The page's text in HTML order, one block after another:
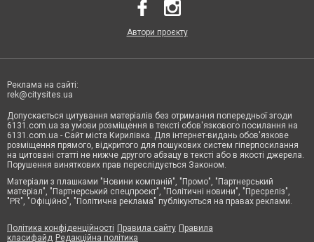
Автори проєкту
Реклама на сайті:
rek@citysites.ua
Допускається цитування матеріалів без отримання попередньої згоди
6131.com.ua за умови розміщення в тексті обов'язкового посилання на
6131.com.ua - Сайт міста Кирилівка. Для інтернет-видань обов'язкове
розміщення прямого, відкритого для пошукових систем гіперпосилання
на цитовані статті не нижче другого абзацу в тексті або в якості джерела.
Порушення виняткових прав переслідується Законом.
Матеріали з плашками "Новини компаній", "Промо", "Партнерський
матеріал", "Партнерський спецпроєкт", "Політичні новини", "Пресреліз",
"PR", "Офіційно", "Політична реклама" публікуються на правах реклами.
Політика конфіденційності Правила сайту Правила
класифайд Редакційна політика